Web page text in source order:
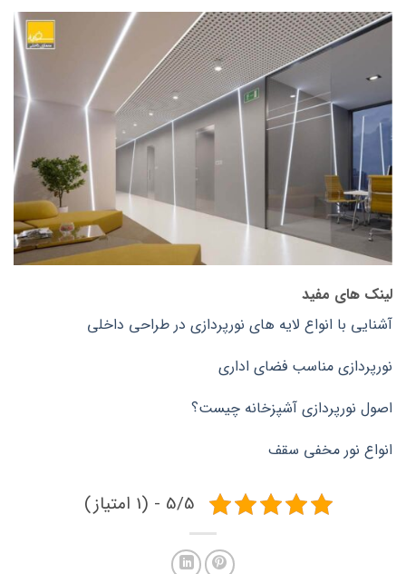
لینک های مفید
آشنایی با انواع لایه های نورپردازی در طراحی داخلی
نورپردازی مناسب فضای اداری
اصول نورپردازی آشپزخانه چیست؟
انواع نور مخفی سقف
5/5 - (1 امتیاز)